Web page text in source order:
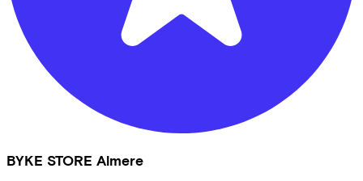
BYKE STORE Almere